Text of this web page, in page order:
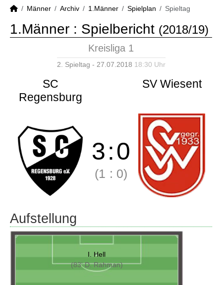
Männer Archiv 1.Männer Spielplan Spieltag
1.Männer : Spielbericht (2018/19)
Kreisliga 1
2. Spieltag - 27.07.2018 18:30 Uhr
SC
Regensburg
SV Wiesent
3:0
(1 : 0)
Aufstellung
I. Hell
(83' D. Rahman)